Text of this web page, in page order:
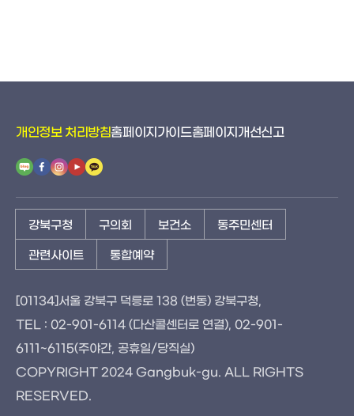
개인정보 처리방침홈페이지가이드홈페이지개선신고
강북구청 구의회 보건소 동주민센터
관련사이트 통합예약
[01134]서울 강북구 덕릉로 138 (번동) 강북구청,
TEL : 02-901-6114 (다산콜센터로 연결), 02-901-
6111~6115(주야간, 공휴일/당직실)
COPYRIGHT 2024 Gangbuk-gu. ALL RIGHTS
RESERVED.